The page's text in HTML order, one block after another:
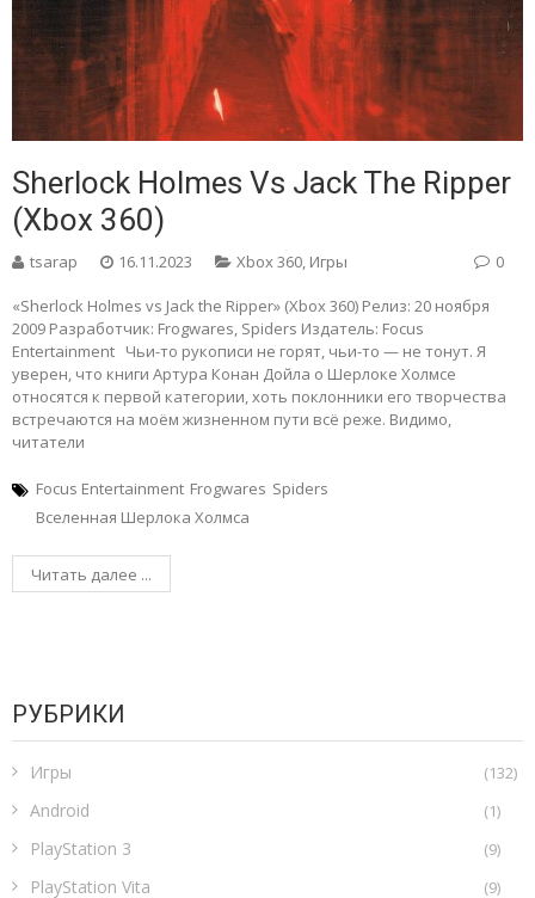
Sherlock Holmes Vs Jack The Ripper
(Xbox 360)
tsarap 16.11.2023 Xbox 360, Игры 0
«Sherlock Holmes vs Jack the Ripper» (Xbox 360) Релиз: 20 ноября
2009 Разработчик: Frogwares, Spiders Издатель: Focus
Entertainment Чьи-то рукописи не горят, чьи-то — не тонут. Я
уверен, что книги Артура Конан Дойла о Шерлоке Холмсе
относятся к первой категории, хоть поклонники его творчества
встречаются на моём жизненном пути всё реже. Видимо,
читатели
Focus Entertainment Frogwares Spiders
Вселенная Шерлока Холмса
Читать далее ...
РУБРИКИ
Игры (132)
Android (1)
PlayStation 3 (9)
PlayStation Vita (9)